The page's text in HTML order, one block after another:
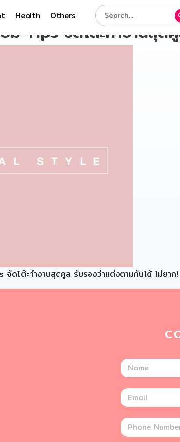
Health Others
ม Tips จัดโต๊ะทำงานสุด
ดโต๊ะทำงานสุดคูล รับรองว่าแต่งตามกันได้ ไม่ยาก!